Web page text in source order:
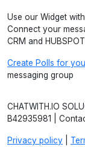
Use our Widget with
Connect your
CRM and HUBSPOT
Create Polls for
messaging group
CHATWITH.IO
B42935981 |
Privacy policy